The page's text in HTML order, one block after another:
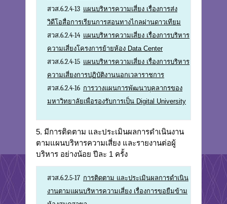
สวส.6.2.4-13 แผนบริหารความเสี่ยง เรื่องการส่ง
วิดีโอสื่อการเรียนการสอนทางไกลผ่านดาวเทียม
สวส.6.2.4-14 แผนบริหารความเสี่ยง เรื่องการบริหาร
ความเสี่ยงโครงการย้ายห้อง Data Center
สวส.6.2.4-15 แผนบริหารความเสี่ยง เรื่องการบริหาร
ความเสี่ยงการปฏิบัติงานนอกเวลาราชการ
สวส.6.2.4-16 การวางแผนการพัฒนาบุคลากรของ
มหาวิทยาลัยเพื่อรองรับการเป็น Digital University
5. มีการติดตาม และประเมินผลการดำเนินงาน
ตามแผนบริหารความเสี่ยง และรายงานต่อผู้
บริหาร อย่างน้อย ปีละ 1 ครั้ง
สวส.6.2.5-17 การติดตาม และประเมินผลการดำเนิน
งานตามแผนบริหารความเสี่ยง เรื่องการขอยืมข้าม